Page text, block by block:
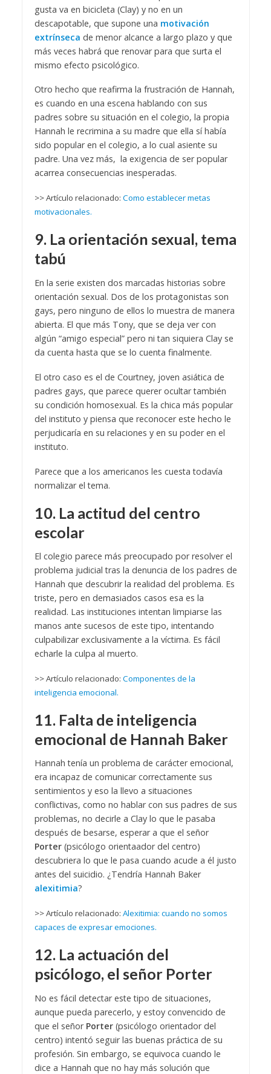
gusta va en bicicleta (Clay) y no en un
descapotable, que supone una motivación
extrínseca de menor alcance a largo plazo y que
más veces habrá que renovar para que surta el
mismo efecto psicológico.
Otro hecho que reafirma la frustración de Hannah,
es cuando en una escena hablando con sus
padres sobre su situación en el colegio, la propia
Hannah le recrimina a su madre que ella sí había
sido popular en el colegio, a lo cual asiente su
padre. Una vez más, la exigencia de ser popular
acarrea consecuencias inesperadas.
>> Artículo relacionado: Como establecer metas
motivacionales.
9. La orientación sexual, tema
tabú
En la serie existen dos marcadas historias sobre
orientación sexual. Dos de los protagonistas son
gays, pero ninguno de ellos lo muestra de manera
abierta. El que más Tony, que se deja ver con
algún “amigo especial” pero ni tan siquiera Clay se
da cuenta hasta que se lo cuenta finalmente.
El otro caso es el de Courtney, joven asiática de
padres gays, que parece querer ocultar también
su condición homosexual. Es la chica más popular
del instituto y piensa que reconocer este hecho le
perjudicaría en su relaciones y en su poder en el
instituto.
Parece que a los americanos les cuesta todavía
normalizar el tema.
10. La actitud del centro
escolar
El colegio parece más preocupado por resolver el
problema judicial tras la denuncia de los padres de
Hannah que descubrir la realidad del problema. Es
triste, pero en demasiados casos esa es la
realidad. Las instituciones intentan limpiarse las
manos ante sucesos de este tipo, intentando
culpabilizar exclusivamente a la víctima. Es fácil
echarle la culpa al muerto.
>> Artículo relacionado: Componentes de la
inteligencia emocional.
11. Falta de inteligencia
emocional de Hannah Baker
Hannah tenía un problema de carácter emocional,
era incapaz de comunicar correctamente sus
sentimientos y eso la llevo a situaciones
conflictivas, como no hablar con sus padres de sus
problemas, no decirle a Clay lo que le pasaba
después de besarse, esperar a que el señor
Porter (psicólogo orientaador del centro)
descubriera lo que le pasa cuando acude a él justo
antes del suicidio. ¿Tendría Hannah Baker
alexitimia?
>> Artículo relacionado: Alexitimia: cuando no somos
capaces de expresar emociones.
12. La actuación del
psicólogo, el señor Porter
No es fácil detectar este tipo de situaciones,
aunque pueda parecerlo, y estoy convencido de
que el señor Porter(psicólogo orientador del
centro) intentó seguir las buenas práctica de su
profesión. Sin embargo, se equivoca cuando le
dice a Hannah que no hay más solución que